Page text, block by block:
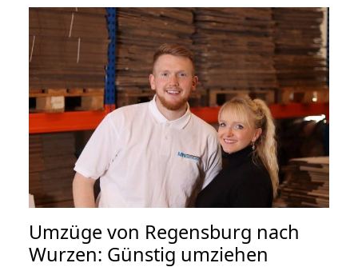
Umzüge von Regensburg nach
Wurzen: Günstig umziehen